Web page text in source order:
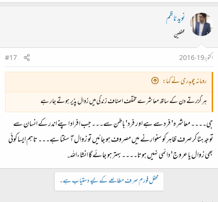
نوید ناظم
محفلین
اکتوبر 19، 2016
#17
رومانہ چوہدری نے کہا:
ہر گزرتے دن کے ساتھ معاشرے مختلف اصناف زندگی میں زوال پذیر ہوتے جار ہے
جی۔۔۔۔ معاشرہ' فرد سے ہے اور فرد' باطن سے۔۔۔ جب افراد اپنے اندر کے انسان سے
توجہ ہٹا کر صرف ظاہر کو سنوارنے میں مصروف ہو جائیں تو زوال آ سکتا ہے۔۔۔ تاہم ایسا کوئی
بھی زوال یا عروج' دائمی نہیں ہوتا۔۔۔۔ بہتر ہو جائے گا انشاءاللہ.
محفل فورم صرف مطالعے کے لیے دستیاب ہے۔